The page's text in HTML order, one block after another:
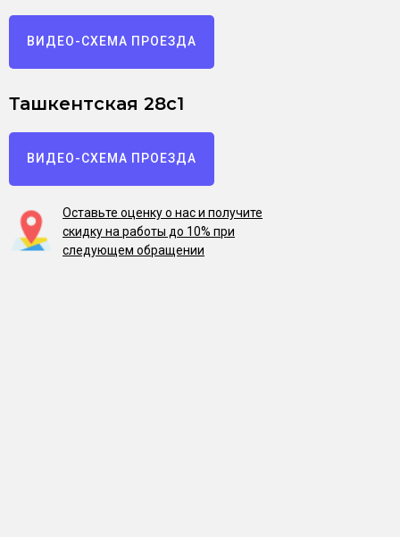
ВИДЕО-СХЕМА ПРОЕЗДА
Ташкентская 28с1
ВИДЕО-СХЕМА ПРОЕЗДА
Оставьте оценку о нас и получите
скидку на работы до 10% при
следующем обращении